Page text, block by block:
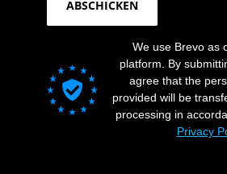
ABSCHICKEN
We use Brevo as
platform. By
agree that the
provided will be
processing in
Privacy